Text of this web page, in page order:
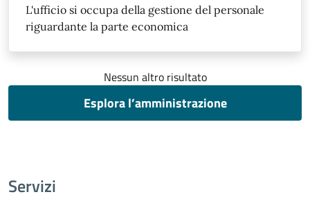
L'ufficio si occupa della gestione del personale
riguardante la parte economica
Nessun altro risultato
Esplora l’amministrazione
Servizi